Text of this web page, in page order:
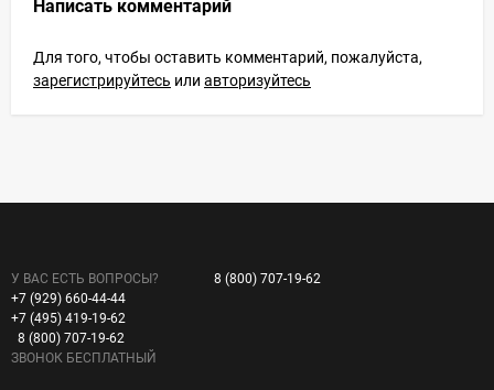
Написать комментарий
Для того, чтобы оставить комментарий, пожалуйста,
зарегистрируйтесь или авторизуйтесь
У ВАС ЕСТЬ ВОПРОСЫ?
+7 (929) 660-44-44
+7 (495) 419-19-62
8 (800) 707-19-62
ЗВОНОК БЕСПЛАТНЫЙ
8 (800) 707-19-62